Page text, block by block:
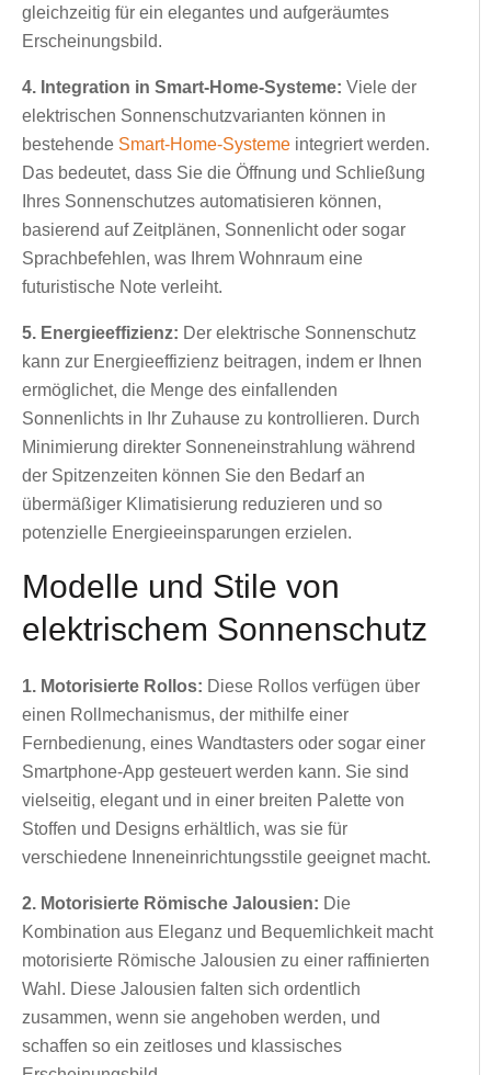
gleichzeitig für ein elegantes und aufgeräumtes
Erscheinungsbild.
4. Integration in Smart-Home-Systeme: Viele der
elektrischen Sonnenschutzvarianten können in
bestehende Smart-Home-Systeme integriert werden.
Das bedeutet, dass Sie die Öffnung und Schließung
Ihres Sonnenschutzes automatisieren können,
basierend auf Zeitplänen, Sonnenlicht oder sogar
Sprachbefehlen, was Ihrem Wohnraum eine
futuristische Note verleiht.
5. Energieeffizienz: Der elektrische Sonnenschutz
kann zur Energieeffizienz beitragen, indem er Ihnen
ermöglichet, die Menge des einfallenden
Sonnenlichts in Ihr Zuhause zu kontrollieren. Durch
Minimierung direkter Sonneneinstrahlung während
der Spitzenzeiten können Sie den Bedarf an
übermäßiger Klimatisierung reduzieren und so
potenzielle Energieeinsparungen erzielen.
Modelle und Stile von
elektrischem Sonnenschutz
1. Motorisierte Rollos: Diese Rollos verfügen über
einen Rollmechanismus, der mithilfe einer
Fernbedienung, eines Wandtasters oder sogar einer
Smartphone-App gesteuert werden kann. Sie sind
vielseitig, elegant und in einer breiten Palette von
Stoffen und Designs erhältlich, was sie für
verschiedene Inneneinrichtungsstile geeignet macht.
2. Motorisierte Römische Jalousien: Die
Kombination aus Eleganz und Bequemlichkeit macht
motorisierte Römische Jalousien zu einer raffinierten
Wahl. Diese Jalousien falten sich ordentlich
zusammen, wenn sie angehoben werden, und
schaffen so ein zeitloses und klassisches